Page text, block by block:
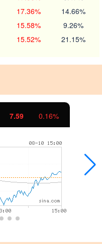
17.36% 14.66%
15.58% 9.26%
15.52% 21.15%
7.59 0.16%